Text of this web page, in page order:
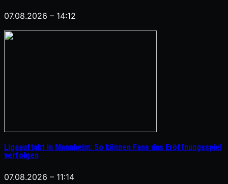
07.08.2026 – 14:12
Ligaauftakt in Mannheim: So können Fans das Eröffnungsspiel
verfolgen
07.08.2026 – 11:14